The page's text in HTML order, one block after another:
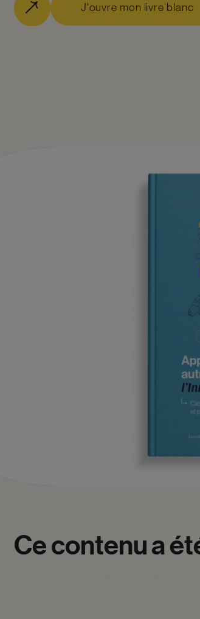
J'ouvre mon livre blanc
Cecontenua